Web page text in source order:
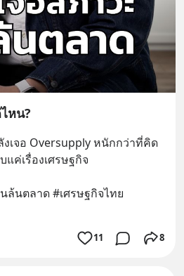
หน?
เจอ Oversupply หนักกว่าที่คิด
ค่เรื่องเศรษฐกิจ
ล้นตลาด #เศรษฐกิจไทย
11 8